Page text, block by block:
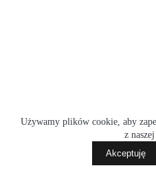
Używamy plików cookie, aby
z
Akceptuję